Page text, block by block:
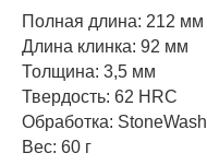
Полная длина: 212 мм
Длина клинка: 92 мм
Толщина: 3,5 мм
Твердость: 62 HRC
Обработка: StoneWash
Вес: 60 г